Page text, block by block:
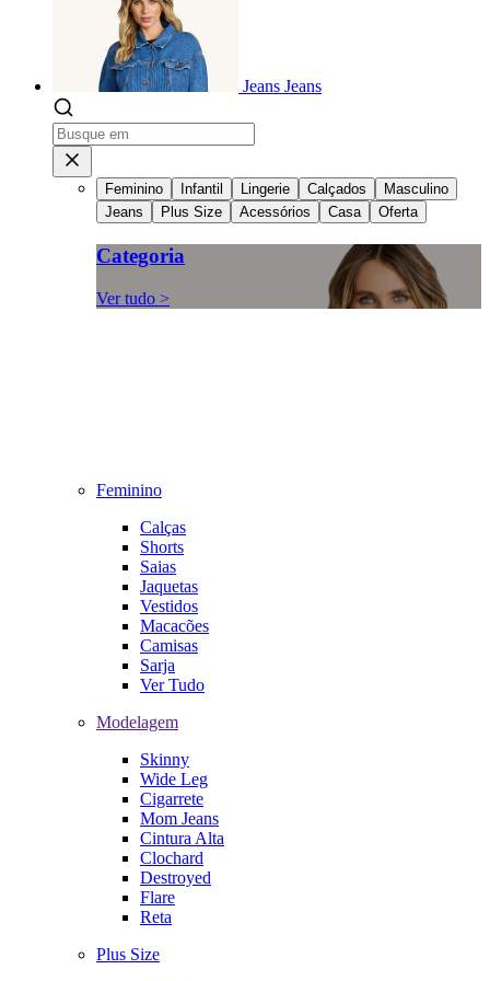
Jeans Jeans
Feminino Infantil Lingerie Calçados
Masculino
Jeans
Plus Size Acessórios Casa Oferta
Categoria
Ver tudo >
Feminino
Calças
Shorts
Saias
Jaquetas
Vestidos
Macacões
Camisas
Sarja
Ver Tudo
Modelagem
Skinny
Wide Leg
Cigarrete
Mom Jeans
Cintura Alta
Clochard
Destroyed
Flare
Reta
Plus Size